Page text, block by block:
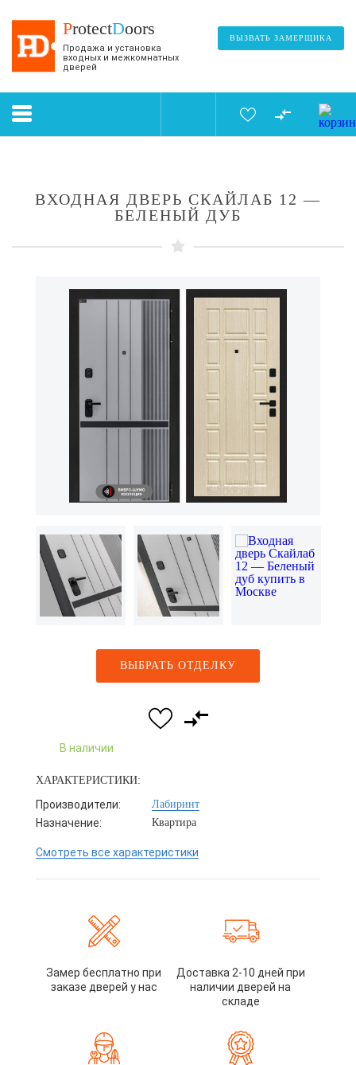
ProtectDoors
Продажа и установка
входных и межкомнатных
дверей
ВЫЗВАТЬ ЗАМЕРЩИКА
ВХОДНАЯ ДВЕРЬ СКАЙЛАБ 12 —
БЕЛЕНЫЙ ДУБ
ВЫБРАТЬ ОТДЕЛКУ
В наличии
ХАРАКТЕРИСТИКИ:
Производители: Лабиринт
Назначение: Квартира
Смотреть все характеристики
Замер бесплатно при
заказе дверей у нас
Доставка 2-10 дней при
наличии дверей на
складе